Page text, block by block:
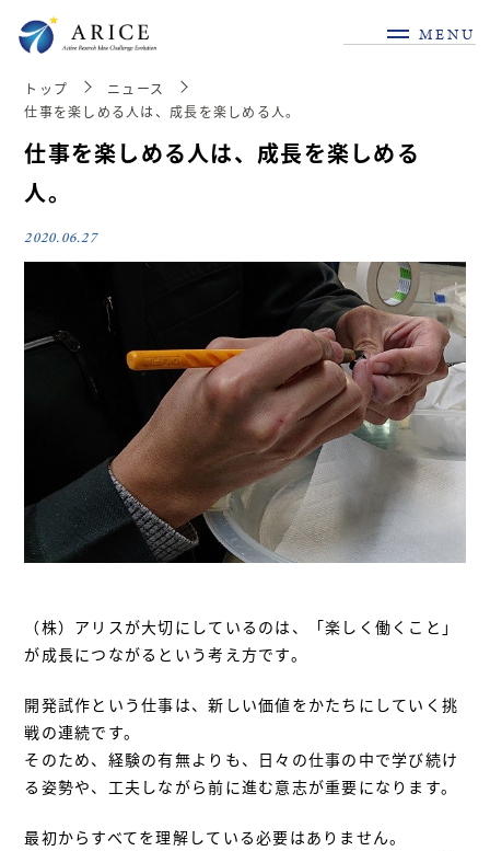
MENU
トップ
ニュース
仕事を楽しめる人は、成長を楽しめる人。
仕事を楽しめる人は、成長を楽しめる
人。
2020.06.27
（株）アリスが大切にしているのは、「楽しく働くこと」
が成長につながるという考え方です。
開発試作という仕事は、新しい価値をかたちにしていく挑
戦の連続です。
そのため、経験の有無よりも、日々の仕事の中で学び続け
る姿勢や、工夫しながら前に進む意志が重要になります。
最初からすべてを理解している必要はありません。